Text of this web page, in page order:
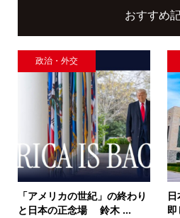
おすすめ
政治・外交
「アメリカの世紀」の終わり
と日本の正念場 鈴木 ...